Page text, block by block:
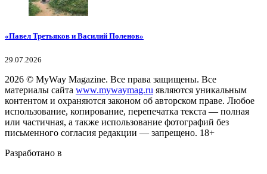
«Павел Третьяков и Василий Поленов»
29.07.2026
2026 © MyWay Magazine. Все права защищены. Все
материалы сайта www.mywaymag.ru являются уникальным
контентом и охраняются законом об авторском праве. Любое
использование, копирование, перепечатка текста — полная
или частичная, а также использование фотографий без
письменного согласия редакции — запрещено. 18+
Разработано в